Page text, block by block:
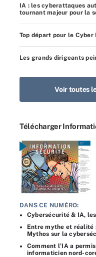
IA : les cyberattaques
tournant majeur pour la
Top départ pour le Cyber
Les grands dirigeants
Voir toutes
Télécharger
DANS CE NUMÉRO:
Cybersécurité & IA,
Entre mythe et réalité
Mythos sur la
Comment l’IA a
informaticien nord-